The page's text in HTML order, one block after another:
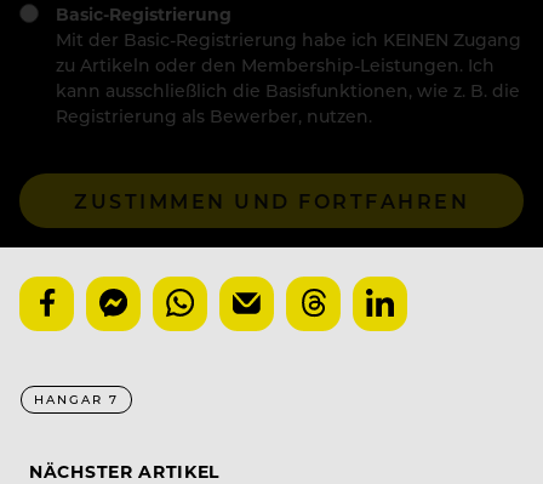
Basic-Registrierung
Mit der Basic-Registrierung habe ich KEINEN Zugang
zu Artikeln oder den Membership-Leistungen. Ich
kann ausschließlich die Basisfunktionen, wie z. B. die
Registrierung als Bewerber, nutzen.
ZUSTIMMEN UND FORTFAHREN
HANGAR 7
NÄCHSTER ARTIKEL